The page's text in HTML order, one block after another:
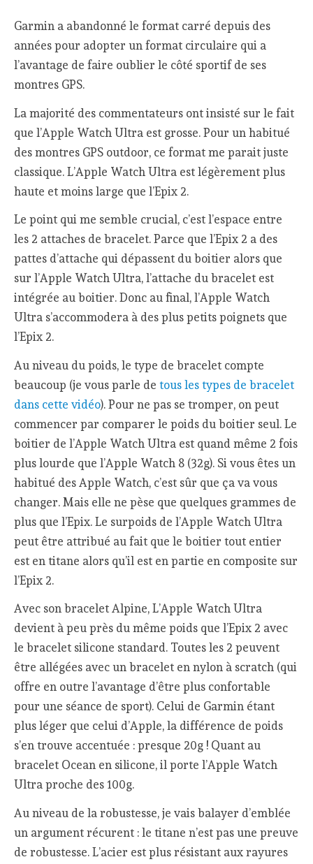
Garmin a abandonné le format carré depuis des
années pour adopter un format circulaire qui a
l’avantage de faire oublier le côté sportif de ses
montres GPS.
La majorité des commentateurs ont insisté sur le fait
que l’Apple Watch Ultra est grosse. Pour un habitué
des montres GPS outdoor, ce format me parait juste
classique. L’Apple Watch Ultra est légèrement plus
haute et moins large que l’Epix 2.
Le point qui me semble crucial, c’est l’espace entre
les 2 attaches de bracelet. Parce que l’Epix 2 a des
pattes d’attache qui dépassent du boitier alors que
sur l’Apple Watch Ultra, l’attache du bracelet est
intégrée au boitier. Donc au final, l’Apple Watch
Ultra s’accommodera à des plus petits poignets que
l’Epix 2.
Au niveau du poids, le type de bracelet compte
beaucoup (je vous parle detous les types de bracelet
dans cette vidéo). Pour ne pas se tromper, on peut
commencer par comparer le poids du boitier seul. Le
boitier de l’Apple Watch Ultra est quand même 2 fois
plus lourde que l’Apple Watch 8 (32g). Si vous êtes un
habitué des Apple Watch, c’est sûr que ça va vous
changer. Mais elle ne pèse que quelques grammes de
plus que l’Epix. Le surpoids de l’Apple Watch Ultra
peut être attribué au fait que le boitier tout entier
est en titane alors qu’il est en partie en composite sur
l’Epix 2.
Avec son bracelet Alpine, L’Apple Watch Ultra
devient à peu près du même poids que l’Epix 2 avec
le bracelet silicone standard. Toutes les 2 peuvent
être allégées avec un bracelet en nylon à scratch (qui
offre en outre l’avantage d’être plus confortable
pour une séance de sport). Celui de Garmin étant
plus léger que celui d’Apple, la différence de poids
s’en trouve accentuée : presque 20g ! Quant au
bracelet Ocean en silicone, il porte l’Apple Watch
Ultra proche des 100g.
Au niveau de la robustesse, je vais balayer d’emblée
un argument récurent : le titane n’est pas une preuve
de robustesse. L’acier est plus résistant aux rayures